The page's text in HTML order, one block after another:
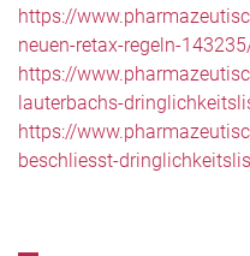
https://
neuen-retax-regeln-
https://
lauterbachs-
https://
beschliesst-